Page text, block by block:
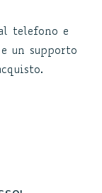
telefono e
un supporto